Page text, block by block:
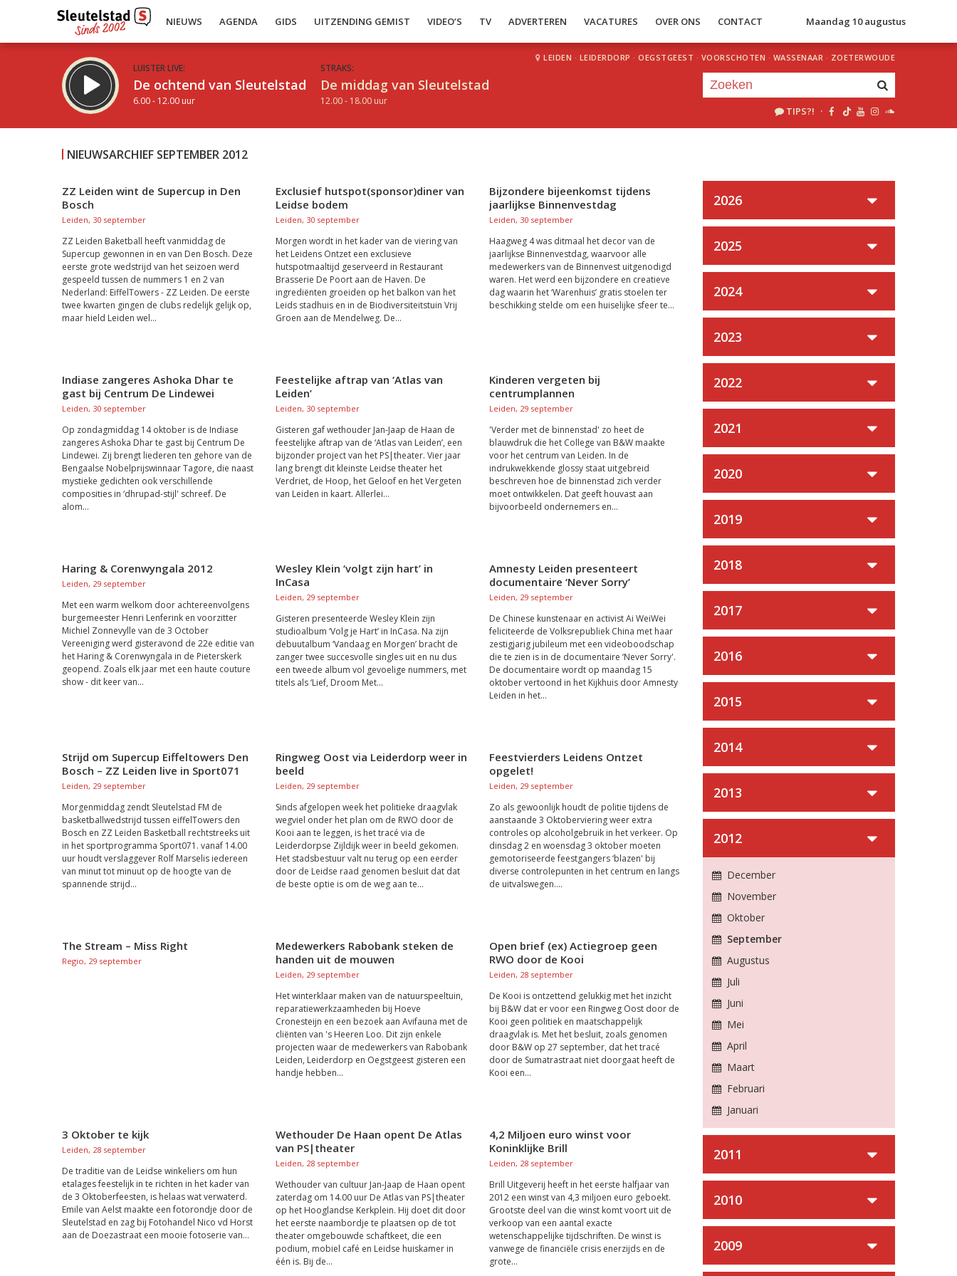
NIEUWS AGENDA GIDS UITZENDING GEMIST VIDEO’S TV ADVERTEREN VACATURES OVER ONS CONTACT Maandag 10 augustus
LUISTER LIVE:
De ochtend van Sleutelstad
6.00 - 12.00 uur
STRAKS:
De middag van Sleutelstad
12.00 - 18.00 uur
LEIDEN · LEIDERDORP · OEGSTGEEST · VOORSCHOTEN · WASSENAAR · ZOETERWOUDE
TIPS?! ·
Inklappen
NIEUWSARCHIEF SEPTEMBER 2012
ZZ Leiden wint de Supercup in Den
Bosch
Leiden, 30 september
ZZ Leiden Baketball heeft vanmiddag de
Supercup gewonnen in en van Den Bosch. Deze
eerste grote wedstrijd van het seizoen werd
gespeeld tussen de nummers 1 en 2 van
Nederland: EiffelTowers - ZZ Leiden. De eerste
twee kwarten gingen de clubs redelijk gelijk op,
maar hield Leiden wel...
Exclusief hutspot(sponsor)diner van
Leidse bodem
Leiden, 30 september
Morgen wordt in het kader van de viering van
het Leidens Ontzet een exclusieve
hutspotmaaltijd geserveerd in Restaurant
Brasserie De Poort aan de Haven. De
ingrediënten groeiden op het balkon van het
Leids stadhuis en in de Biodiversiteitstuin Vrij
Groen aan de Mendelweg. De...
Bijzondere bijeenkomst tijdens
jaarlijkse Binnenvestdag
Leiden, 30 september
Haagweg 4 was ditmaal het decor van de
jaarlijkse Binnenvestdag, waarvoor alle
medewerkers van de Binnenvest uitgenodigd
waren. Het werd een bijzondere en creatieve
dag waarin het ‘Warenhuis’ gratis stoelen ter
beschikking stelde om een huiselijke sfeer te...
Indiase zangeres Ashoka Dhar te
gast bij Centrum De Lindewei
Leiden, 30 september
Op zondagmiddag 14 oktober is de Indiase
zangeres Ashoka Dhar te gast bij Centrum De
Lindewei. Zij brengt liederen ten gehore van de
Bengaalse Nobelprijswinnaar Tagore, die naast
mystieke gedichten ook verschillende
composities in ‘dhrupad-stijl' schreef. De
alom...
Feestelijke aftrap van ‘Atlas van
Leiden’
Leiden, 30 september
Gisteren gaf wethouder Jan-Jaap de Haan de
feestelijke aftrap van de ‘Atlas van Leiden’, een
bijzonder project van het PS|theater. Vier jaar
lang brengt dit kleinste Leidse theater het
Verdriet, de Hoop, het Geloof en het Vergeten
van Leiden in kaart. Allerlei...
Kinderen vergeten bij
centrumplannen
Leiden, 29 september
'Verder met de binnenstad' zo heet de
blauwdruk die het College van B&W maakte
voor het centrum van Leiden. In de
indrukwekkende glossy staat uitgebreid
beschreven hoe de binnenstad zich verder
moet ontwikkelen. Dat geeft houvast aan
bijvoorbeeld ondernemers en...
Haring & Corenwyngala 2012
Leiden, 29 september
Met een warm welkom door achtereenvolgens
burgemeester Henri Lenferink en voorzitter
Michiel Zonnevylle van de 3 October
Vereeniging werd gisteravond de 22e editie van
het Haring & Corenwyngala in de Pieterskerk
geopend. Zoals elk jaar met een haute couture
show - dit keer van...
Wesley Klein ‘volgt zijn hart’ in
InCasa
Leiden, 29 september
Gisteren presenteerde Wesley Klein zijn
studioalbum ‘Volg je Hart’ in InCasa. Na zijn
debuutalbum ‘Vandaag en Morgen’ bracht de
zanger twee succesvolle singles uit en nu dus
een tweede album vol gevoelige nummers, met
titels als ‘Lief, Droom Met...
Amnesty Leiden presenteert
documentaire ‘Never Sorry’
Leiden, 29 september
De Chinese kunstenaar en activist Ai WeiWei
feliciteerde de Volksrepubliek China met haar
zestigjarig jubileum met een videoboodschap
die te zien is in de documentaire ‘Never Sorry'.
De documentaire wordt op maandag 15
oktober vertoond in het Kijkhuis door Amnesty
Leiden in het...
Strijd om Supercup Eiffeltowers Den
Bosch – ZZ Leiden live in Sport071
Leiden, 29 september
Morgenmiddag zendt Sleutelstad FM de
basketballwedstrijd tussen eiffelTowers den
Bosch en ZZ Leiden Basketball rechtstreeks uit
in het sportprogramma Sport071. vanaf 14.00
uur houdt verslaggever Rolf Marselis iedereen
van minut tot minuut op de hoogte van de
spannende strijd...
Ringweg Oost via Leiderdorp weer in
beeld
Leiden, 29 september
Sinds afgelopen week het politieke draagvlak
wegviel onder het plan om de RWO door de
Kooi aan te leggen, is het tracé via de
Leiderdorpse Zijldijk weer in beeld gekomen.
Het stadsbestuur valt nu terug op een eerder
door de Leidse raad genomen besluit dat dat
de beste optie is om de weg aan te...
Feestvierders Leidens Ontzet
opgelet!
Leiden, 29 september
Zo als gewoonlijk houdt de politie tijdens de
aanstaande 3 Oktoberviering weer extra
controles op alcoholgebruik in het verkeer. Op
dinsdag 2 en woensdag 3 oktober moeten
gemotoriseerde feestgangers ‘blazen' bij
diverse controlepunten in het centrum en langs
de uitvalswegen....
The Stream – Miss Right
Regio, 29 september
Medewerkers Rabobank steken de
handen uit de mouwen
Leiden, 29 september
Het winterklaar maken van de natuurspeeltuin,
reparatiewerkzaamheden bij Hoeve
Cronesteijn en een bezoek aan Avifauna met de
cliënten van 's Heeren Loo. Dit zijn enkele
projecten waar de medewerkers van Rabobank
Leiden, Leiderdorp en Oegstgeest gisteren een
handje hebben...
Open brief (ex) Actiegroep geen
RWO door de Kooi
Leiden, 28 september
De Kooi is ontzettend gelukkig met het inzicht
bij B&W dat er voor een Ringweg Oost door de
Kooi geen politiek en maatschappelijk
draagvlak is. Met het besluit, zoals genomen
door B&W op 27 september, dat het tracé
door de Sumatrastraat niet doorgaat heeft de
Kooi een...
3 Oktober te kijk
Leiden, 28 september
De traditie van de Leidse winkeliers om hun
etalages feestelijk in te richten in het kader van
de 3 Oktoberfeesten, is helaas wat verwaterd.
Emile van Aelst maakte een fotorondje door de
Sleutelstad en zag bij Fotohandel Nico vd Horst
aan de Doezastraat een mooie fotoserie van...
Wethouder De Haan opent De Atlas
van PS|theater
Leiden, 28 september
Wethouder van cultuur Jan-Jaap de Haan opent
zaterdag om 14.00 uur De Atlas van PS|theater
op het Hooglandse Kerkplein. Hij doet dit door
het eerste naambordje te plaatsen op de tot
theater omgebouwde schaftkeet, die een
podium, mobiel café en Leidse huiskamer in
één is. Bij de...
4,2 Miljoen euro winst voor
Koninklijke Brill
Leiden, 28 september
Brill Uitgeverij heeft in het eerste halfjaar van
2012 een winst van 4,3 miljoen euro geboekt.
Grootste deel van die winst komt voort uit de
verkoop van een aantal exacte
wetenschappelijke tijdschriften. De winst is
vanwege de financiële crisis enerzijds en de
grote...
2026
2025
2024
2023
2022
2021
2020
2019
2018
2017
2016
2015
2014
2013
2012
December
November
Oktober
September
Augustus
Juli
Juni
Mei
April
Maart
Februari
Januari
2011
2010
2009